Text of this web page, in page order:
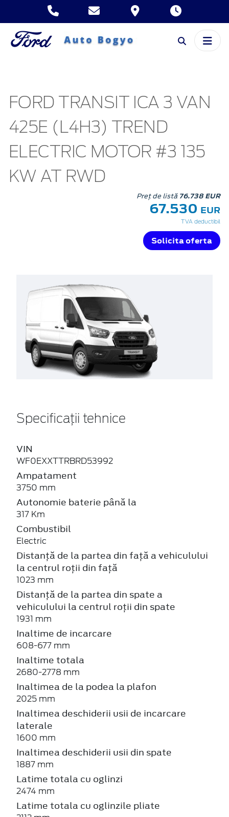
FORD TRANSIT ICA 3 VAN
425E (L4H3) TREND
ELECTRIC MOTOR #3 135
KW AT RWD
Preț de listă 76.738 EUR
67.530 EUR
TVA deductibil
Solicita oferta
Specificații tehnice
VIN
WF0EXXTTRBRD53992
Ampatament
3750 mm
Autonomie baterie până la
317 Km
Combustibil
Electric
Distanță de la partea din față a vehiculului
la centrul roții din față
1023 mm
Distanță de la partea din spate a
vehiculului la centrul roții din spate
1931 mm
Inaltime de incarcare
608-677 mm
Inaltime totala
2680-2778 mm
Inaltimea de la podea la plafon
2025 mm
Inaltimea deschiderii usii de incarcare
laterale
1600 mm
Inaltimea deschiderii usii din spate
1887 mm
Latime totala cu oglinzi
2474 mm
Latime totala cu oglinzile pliate